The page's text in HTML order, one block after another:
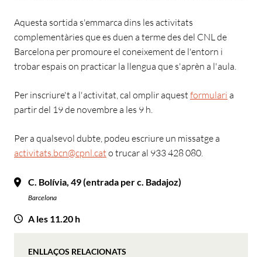
Aquesta sortida s'emmarca dins les activitats
complementàries que es duen a terme des del CNL de
Barcelona per promoure el coneixement de l'entorn i
trobar espais on practicar la llengua que s'aprèn a l'aula.
Per inscriure't a l'activitat, cal omplir aquest formulari a
partir del 19 de novembre a les 9 h.
Per a qualsevol dubte, podeu escriure un missatge a
activitats.bcn@cpnl.cat o trucar al 933 428 080.
C. Bolívia, 49 (entrada per c. Badajoz)
Barcelona
A les 11.20 h
ENLLAÇOS RELACIONATS